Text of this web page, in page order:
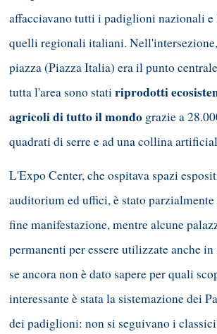
affacciavano tutti i padiglioni nazionali
quelli regionali italiani.
piazza (Piazza Italia) era il punto
tutta l'area sono statiriprodotti
agricoli di tutto il mondo grazie a
quadrati di serre e ad una collina
L'Expo Center, che ospitava spazi
auditorium ed uffici, è stato
fine manifestazione, mentre alcune
permanenti per essere utilizzate anche in
se ancora non è dato sapere per quali
interessante è stata la sistemazione dei
dei padiglioni: non si seguivano i